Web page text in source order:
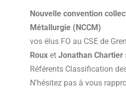
Nouvelle convention
Métallurgie (NCCM)
vos élus FO au CSE de
Roux et Jonathan Chartier
Référents Classification
N’hésitez pas à vous